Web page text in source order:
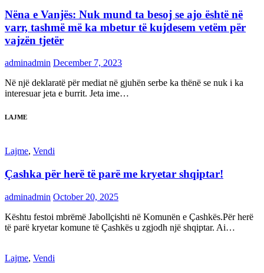
Nëna e Vanjës: Nuk mund ta besoj se ajo është në
varr, tashmë më ka mbetur të kujdesem vetëm për
vajzën tjetër
adminadmin December 7, 2023
Në një deklaratë për mediat në gjuhën serbe ka thënë se nuk i ka
interesuar jeta e burrit. Jeta ime…
LAJME
Lajme, Vendi
Çashka për herë të parë me kryetar shqiptar!
adminadmin October 20, 2025
Kështu festoi mbrëmë Jabollçishti në Komunën e Çashkës.Për herë
të parë kryetar komune të Çashkës u zgjodh një shqiptar. Ai…
Lajme, Vendi